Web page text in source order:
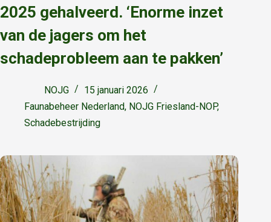
2025 gehalveerd. ‘Enorme inzet
van de jagers om het
schadeprobleem aan te pakken’
NOJG
15 januari 2026
Faunabeheer Nederland, NOJG Friesland-NOP,
Schadebestrijding